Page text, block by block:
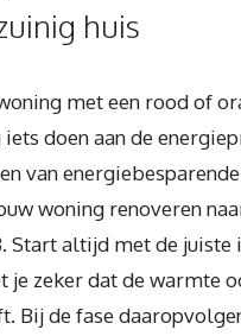
huis
met een rood of
doen aan de
van
woning renoveren
Start altijd met de juiste
je zeker dat de warmte
Bij de fase